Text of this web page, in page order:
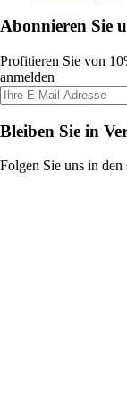
Abonnieren Sie
Profitieren Sie von
anmelden
Bleiben Sie in
Folgen Sie uns in